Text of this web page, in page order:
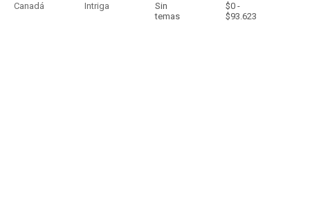
Canadá Intriga
Sin
temas
$0 -
$93.623